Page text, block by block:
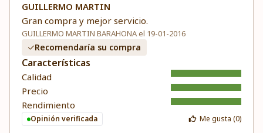
GUILLERMO MARTIN
Gran compra y mejor servicio.
GUILLERMO MARTIN BARAHONA el 19-01-2016
Recomendaría su compra
Características
Calidad
Precio
Rendimiento
Opinión verificada Me gusta (0)